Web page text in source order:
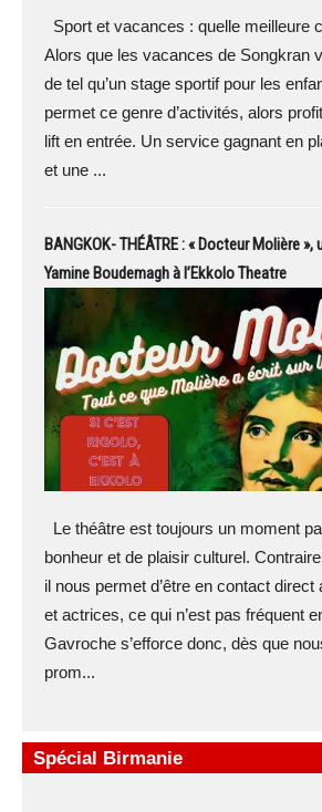
Sport et vacances : quelle meilleure
Alors que les vacances de Songkran
de tel qu’un stage sportif pour les
permet ce genre d’activités, alors
lift en entrée. Un service gagnant en
et une ...
BANGKOK- THÉÂTRE : « Docteur Molière
Yamine Boudemagh à l’Ekkolo Theatre
Le théâtre est toujours un moment
bonheur et de plaisir culturel.
il nous permet d’être en contact
et actrices, ce qui n’est pas fréquent
Gavroche s’efforce donc, dès que
prom...
Spécial Birmanie